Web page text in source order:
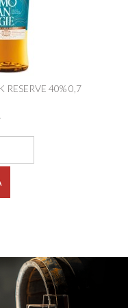
RESERVE 40% 0,7